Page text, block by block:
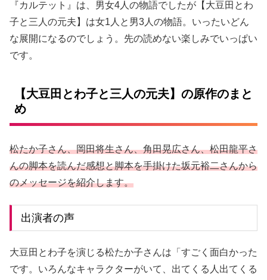
『カルテット』は、男女4人の物語でしたが【大豆田とわ
子と三人の元夫】は女1人と男3人の物語。いったいどん
な展開になるのでしょう。先の読めない楽しみでいっぱい
です。
【大豆田とわ子と三人の元夫】の原作のまと
め
松たか子さん、岡田将生さん、角田晃広さん、松田龍平さ
んの脚本を読んだ感想と脚本を手掛けた坂元裕二さんから
のメッセージを紹介します。
出演者の声
大豆田とわ子を演じる松たか子さんは「すごく面白かった
です。いろんなキャラクターがいて、出てくる人出てくる